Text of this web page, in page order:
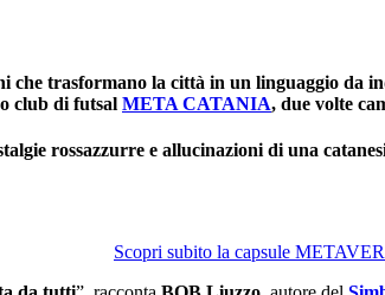
che trasformano la città in un linguaggio da
club di futsal META CATANIA, due volte
rossazzurre e allucinazioni di una
Scopri subito la capsule